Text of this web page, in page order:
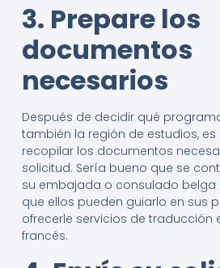
3. Prepare los
documentos
necesarios
Después de decidir qué
también la región de estudios,
recopilar los documentos
solicitud. Sería bueno que se
su embajada o consulado belga
que ellos pueden guiarlo en sus
ofrecerle servicios de traducción
francés.